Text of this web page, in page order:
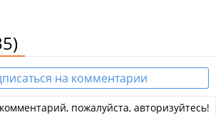
на комментарии
пожалуйста, авторизуйтесь!